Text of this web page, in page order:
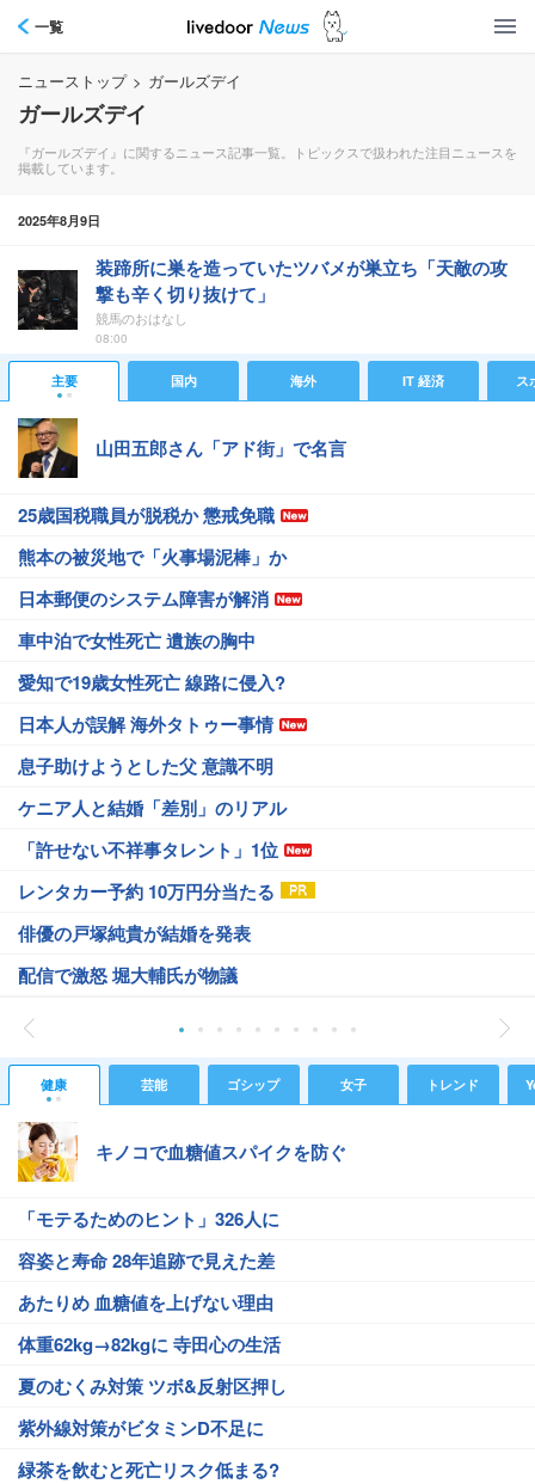
一覧
ニューストップ > ガールズデイ
ガールズデイ
『ガールズデイ』に関するニュース記事一覧。トピックスで扱われた注目ニュースを
掲載しています。
2025年8月9日
装蹄所に巣を造っていたツバメが巣立ち「天敵の攻
撃も辛く切り抜けて」
競馬のおはなし
08:00
主要 国内 海外 IT 経済 ス
山田五郎さん「アド街」で名言
25歳国税職員が脱税か 懲戒免職
熊本の被災地で「火事場泥棒」か
日本郵便のシステム障害が解消
車中泊で女性死亡 遺族の胸中
愛知で19歳女性死亡 線路に侵入?
日本人が誤解 海外タトゥー事情
息子助けようとした父 意識不明
ケニア人と結婚「差別」のリアル
「許せない不祥事タレント」1位
レンタカー予約 10万円分当たる
俳優の戸塚純貴が結婚を発表
配信で激怒 堀大輔氏が物議
健康 芸能 ゴシップ 女子 トレンド
キノコで血糖値スパイクを防ぐ
「モテるためのヒント」326人に
容姿と寿命 28年追跡で見えた差
あたりめ 血糖値を上げない理由
体重62kg→82kgに 寺田心の生活
夏のむくみ対策 ツボ&反射区押し
紫外線対策がビタミンD不足に
緑茶を飲むと死亡リスク低まる?